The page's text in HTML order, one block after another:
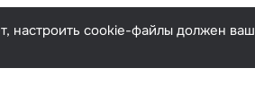
настроить cookie-файлы должен ваш